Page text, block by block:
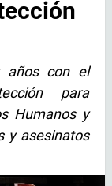
años con el
para
Humanos y
y asesinatos